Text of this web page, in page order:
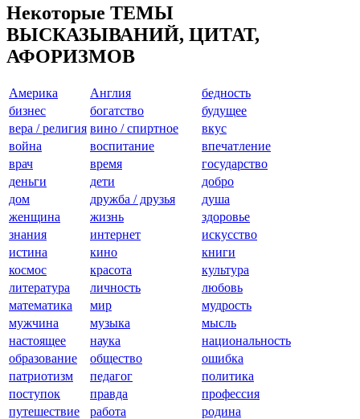
Некоторые ТЕМЫ
ВЫСКАЗЫВАНИЙ, ЦИТАТ,
АФОРИЗМОВ
Америкa Англия
бедность
бизнес
богатство
будущее
вера / религия вино / спиртное
вкус
война
воспитание
впечатление
врач
время
государство
деньги
дети
добро
дом
дружба / друзья
душа
женщина
жизнь
здоровье
знания
интернет
искусство
истина
кино
книги
космос
красота
культура
литература
личность
любовь
математика
мир
мудрость
мужчина
музыка
мысль
настоящее
наука
национальность
образование
общество
ошибка
патриотизм
педагог
политика
поступок
правда
профессия
путешествие
работа
родина